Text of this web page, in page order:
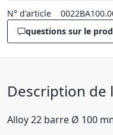
N° d'article
questions sur le
Description de
Alloy 22 barre Ø 100